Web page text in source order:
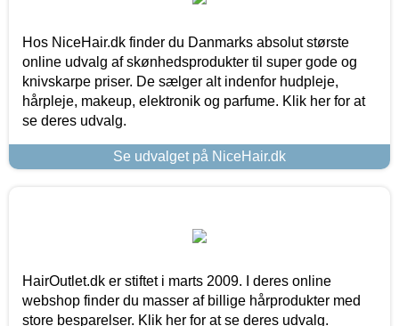
Hos NiceHair.dk finder du Danmarks absolut største
online udvalg af skønhedsprodukter til super gode og
knivskarpe priser. De sælger alt indenfor hudpleje,
hårpleje, makeup, elektronik og parfume. Klik her for at
se deres udvalg.
Se udvalget på NiceHair.dk
HairOutlet.dk er stiftet i marts 2009. I deres online
webshop finder du masser af billige hårprodukter med
store besparelser. Klik her for at se deres udvalg.